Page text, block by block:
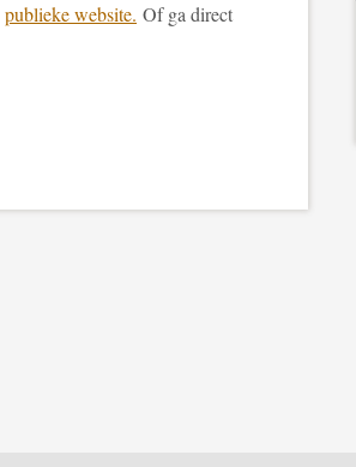
publieke website. Of ga direct